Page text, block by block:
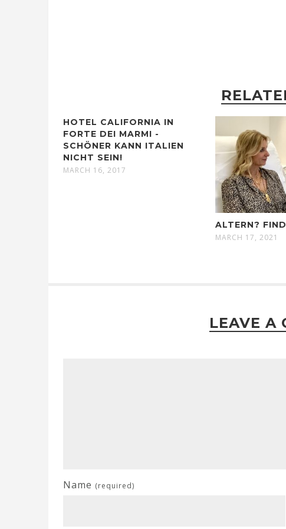
HOTEL CALIFORNIA IN
FORTE DEI MARMI -
SCHÖNER KANN ITALIEN
NICHT SEIN!
MARCH 16, 2017
ALTERN?
MARCH 17, 2021
LEAVE A
Name (required)